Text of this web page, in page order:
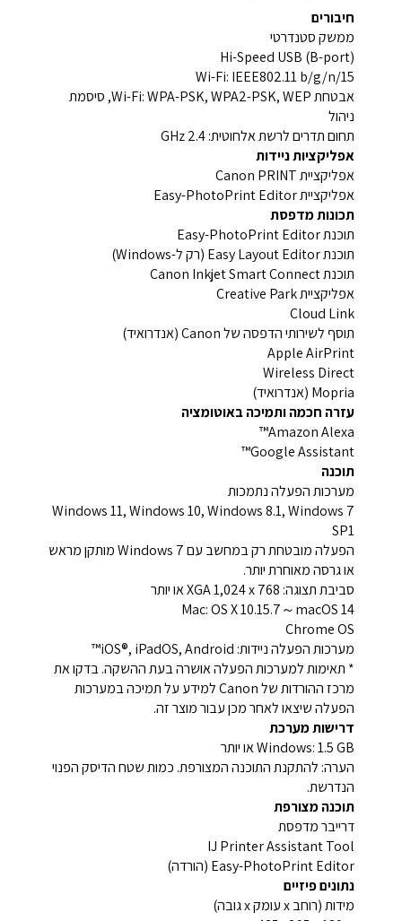
חיבורים
ממשק סטנדרטי
Hi-Speed USB (B-port)
Wi-Fi: IEEE802.11 b/g/n/15
אבטחת Wi-Fi: WPA-PSK, WPA2-PSK, WEP, סיסמת
ניהול
תחום תדרים לרשת אלחוטית: 2.4 GHz
אפליקציות ניידות
אפליקציית Canon PRINT
אפליקציית Easy-PhotoPrint Editor
תכונות מדפסת
תוכנת Easy-PhotoPrint Editor
תוכנת Easy Layout Editor (רק ל-Windows)
תוכנת Canon Inkjet Smart Connect
אפליקציית Creative Park
Cloud Link
תוסף לשירותי הדפסה של Canon (אנדרואיד)
Apple AirPrint
Wireless Direct
Mopria (אנדרואיד)
עזרה חכמה ותמיכה באוטומציה
Amazon Alexa™
Google Assistant™
תוכנה
מערכות הפעלה נתמכות
Windows 11, Windows 10, Windows 8.1, Windows 7
SP1
הפעלה מובטחת רק במחשב עם Windows 7 מותקן מראש
או גרסה מאוחרת יותר.
סביבת תצוגה: XGA 1,024 x 768 או יותר
Mac: OS X 10.15.7～macOS 14
Chrome OS
מערכות הפעלה ניידות: iOS®, iPadOS, Android™
* תאימות למערכות הפעלה אושרה בעת ההשקה. בדקו את
מרכז ההורדות של Canon למידע על תמיכה במערכות
הפעלה שיצאו לאחר מכן עבור מוצר זה.
דרישות מערכת
Windows: 1.5 GB או יותר
הערה: להתקנת התוכנה המצורפת. כמות שטח הדיסק הפנוי
הנדרשת.
תוכנה מצורפת
דרייבר מדפסת
IJ Printer Assistant Tool
Easy-PhotoPrint Editor (הורדה)
נתונים פיזיים
מידות (רוחב x עומק x גובה)